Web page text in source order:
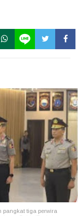
pangkat tiga perwira